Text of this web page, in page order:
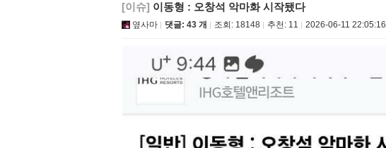
[이슈] 이동형 : 오창석 악마화 시작됐다
옆사마 댓글: 43 개 조회: 18148 추천: 11 2026-06-11 22:05:16